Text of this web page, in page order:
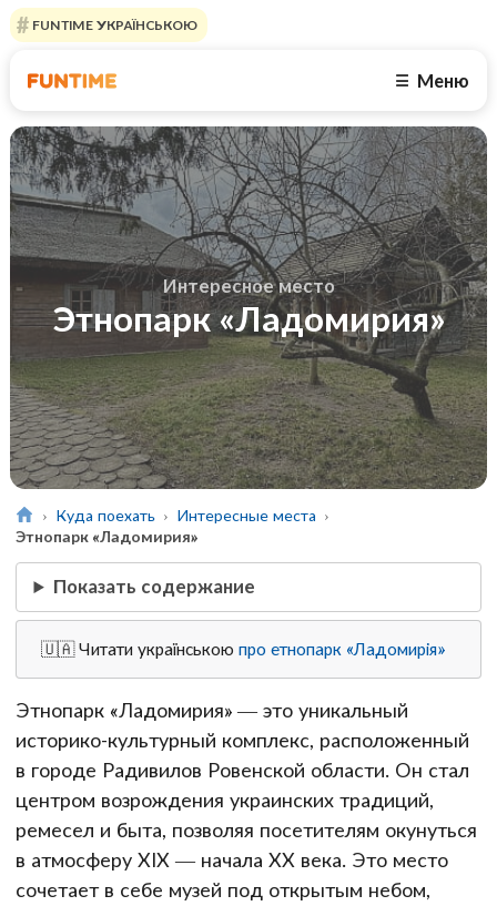
FUNTIME УКРАЇНСЬКОЮ
☰ Меню
Интересное место
Этнопарк «Ладомирия»
Куда поехать
Интересные места
Этнопарк «Ладомирия»
Показать содержание
🇺🇦 Читати українськоюпро етнопарк «Ладомирія»
Этнопарк «Ладомирия» — это уникальный
историко-культурный комплекс, расположенный
в городе Радивилов Ровенской области. Он стал
центром возрождения украинских традиций,
ремесел и быта, позволяя посетителям окунуться
в атмосферу XIX — начала XX века. Это место
сочетает в себе музей под открытым небом,